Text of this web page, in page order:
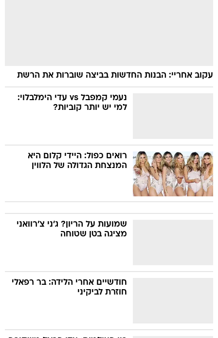
עקוב אחריי: הבנות החדשות בביצה שוברות את הרשת
נעמי קמפבל vs עדי הימלבלוי:
למי יש יותר קוביות?
רואים כפול: היידי קלום היא
המנצחת הגדולה של הלווין
שמועות על הריון? ג'ני צ'רוואני
מציגה בטן שטוחה
חודשיים אחרי הלידה: בר רפאלי
חוזרת לביקיני